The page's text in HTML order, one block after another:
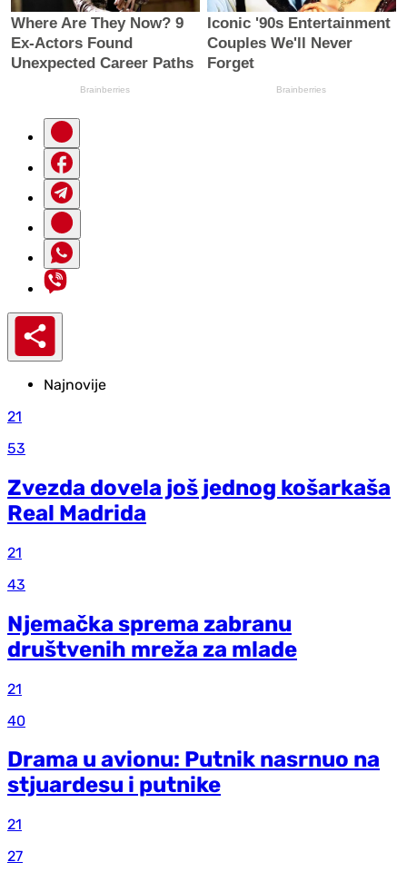
Najnovije
21
53
Zvezda dovela još jednog košarkaša
Real Madrida
21
43
Njemačka sprema zabranu
društvenih mreža za mlade
21
40
Drama u avionu: Putnik nasrnuo na
stjuardesu i putnike
21
27